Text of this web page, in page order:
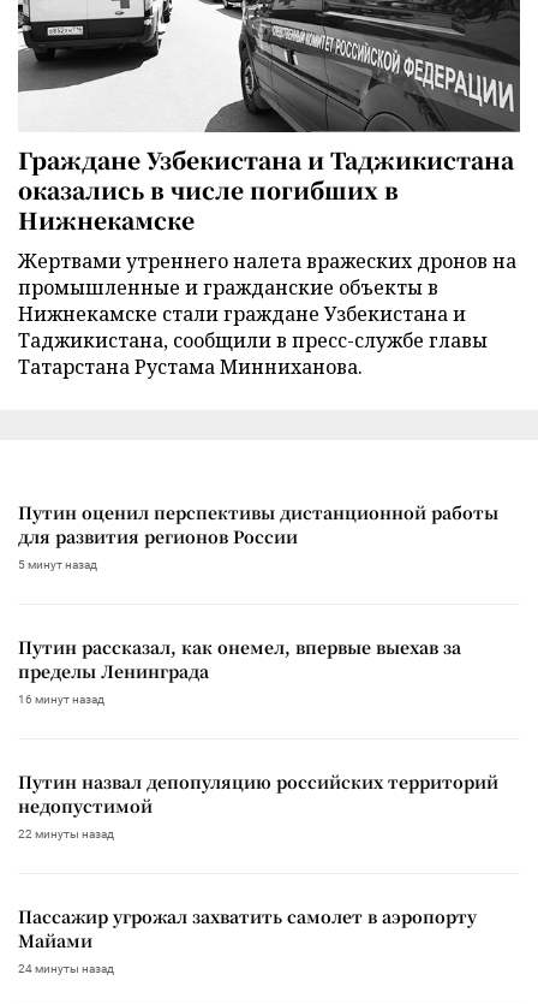
Граждане Узбекистана и Таджикистана
оказались в числе погибших в
Нижнекамске
Жертвами утреннего налета вражеских дронов на
промышленные и гражданские объекты в
Нижнекамске стали граждане Узбекистана и
Таджикистана, сообщили в пресс-службе главы
Татарстана Рустама Минниханова.
Путин оценил перспективы дистанционной работы
для развития регионов России
5 минут назад
Путин рассказал, как онемел, впервые выехав за
пределы Ленинграда
16 минут назад
Путин назвал депопуляцию российских территорий
недопустимой
22 минуты назад
Пассажир угрожал захватить самолет в аэропорту
Майами
24 минуты назад